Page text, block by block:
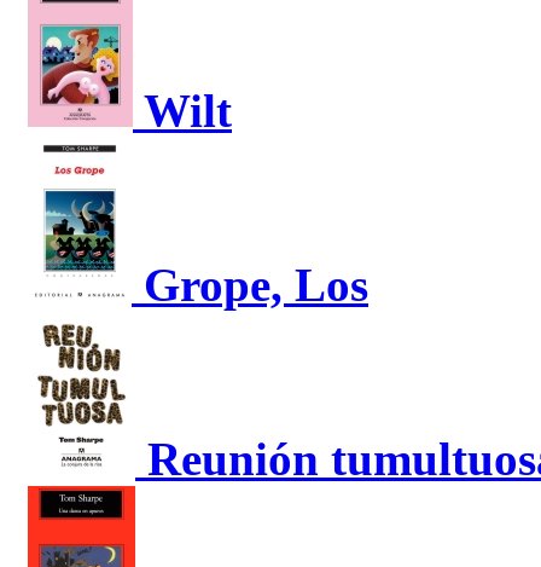
Wilt
Grope, Los
Reunión